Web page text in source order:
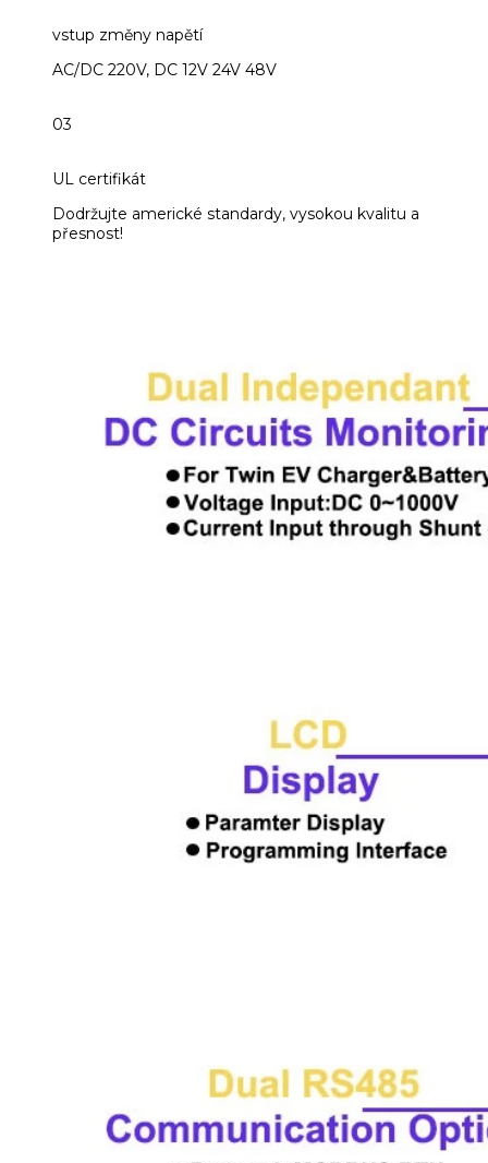
vstup změny napětí
AC/DC 220V, DC 12V 24V 48V
03
UL certifikát
Dodržujte americké standardy, vysokou kvalitu a
přesnost!